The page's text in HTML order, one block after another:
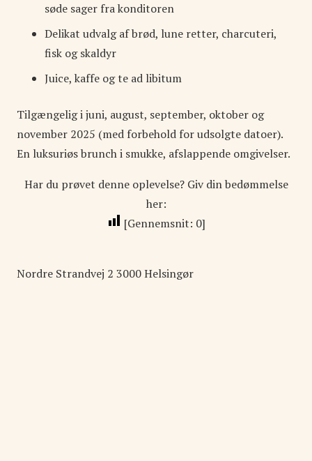
søde sager fra konditoren
Delikat udvalg af brød, lune retter, charcuteri,
fisk og skaldyr
Juice, kaffe og te ad libitum
Tilgængelig i juni, august, september, oktober og
november 2025 (med forbehold for udsolgte datoer).
En luksuriøs brunch i smukke, afslappende omgivelser.
Har du prøvet denne oplevelse? Giv din bedømmelse
her:
[Gennemsnit: 0]
Nordre Strandvej 2 3000Helsingør